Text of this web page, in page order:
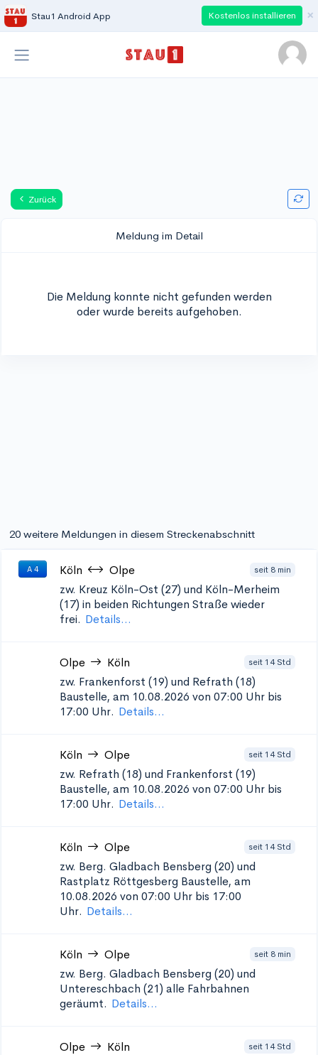
Stau1 Android App Kostenlos installieren ×
Zurück
Meldung im Detail
Die Meldung konnte nicht gefunden werden
oder wurde bereits aufgehoben.
20 weitere Meldungen in diesem Streckenabschnitt
A 4 Köln Olpe seit 8 min
zw. Kreuz Köln-Ost (27) und Köln-Merheim
(17) in beiden Richtungen Straße wieder
frei. Details...
Olpe Köln seit 14 Std
zw. Frankenforst (19) und Refrath (18)
Baustelle, am 10.08.2026 von 07:00 Uhr bis
17:00 Uhr. Details...
Köln Olpe seit 14 Std
zw. Refrath (18) und Frankenforst (19)
Baustelle, am 10.08.2026 von 07:00 Uhr bis
17:00 Uhr. Details...
Köln Olpe seit 14 Std
zw. Berg. Gladbach Bensberg (20) und
Rastplatz Röttgesberg Baustelle, am
10.08.2026 von 07:00 Uhr bis 17:00
Uhr. Details...
Köln Olpe seit 8 min
zw. Berg. Gladbach Bensberg (20) und
Untereschbach (21) alle Fahrbahnen
geräumt. Details...
Olpe Köln seit 14 Std